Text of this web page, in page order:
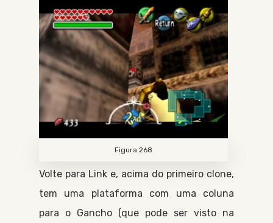
Figura 268
Volte para Link e, acima do primeiro clone,
tem uma plataforma com uma coluna
para o Gancho (que pode ser visto na